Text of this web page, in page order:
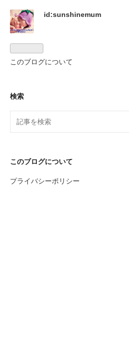
id:sunshinemum
このブログについて
検索
このブログについて
プライバシーポリシー